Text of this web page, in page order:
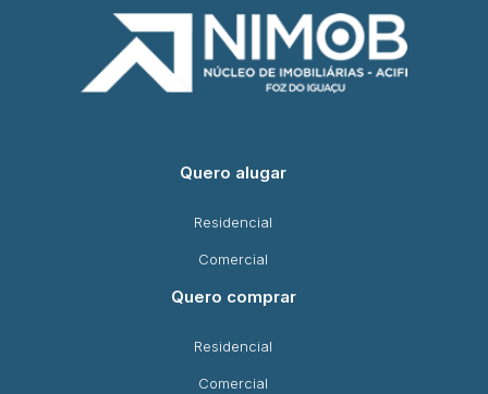
Quero alugar
Residencial
Comercial
Quero comprar
Residencial
Comercial